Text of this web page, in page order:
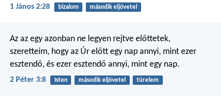
1 János 2:28 bizalom második eljövetel
Az az egy azonban ne legyen rejtve előttetek,
szeretteim, hogy az Úr előtt egy nap annyi, mint ezer
esztendő, és ezer esztendő annyi, mint egy nap.
2 Péter 3:8 Isten második eljövetel türelem